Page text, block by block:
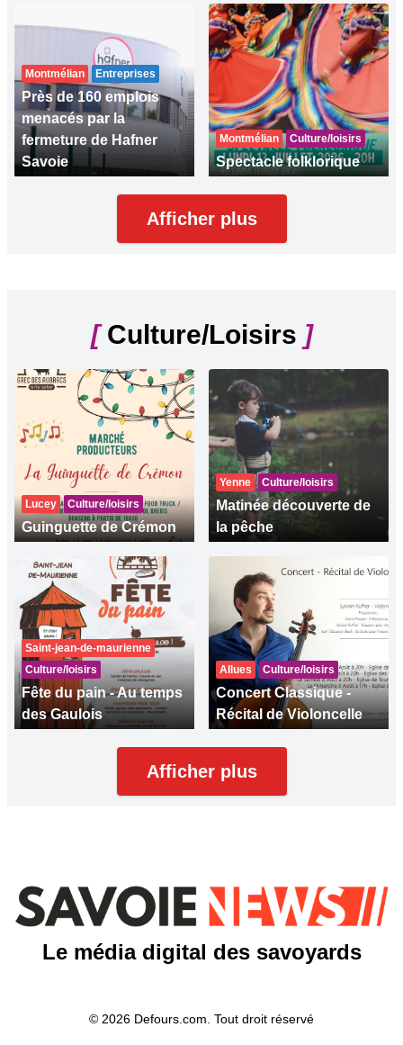
Montmélian Entreprises
Près de 160 emplois
menacés par la
fermeture de Hafner
Savoie
Montmélian Culture/loisirs
Spectacle folklorique
Afficher plus
[Culture/Loisirs ]
Lucey Culture/loisirs
Guinguette de Crémon
Yenne Culture/loisirs
Matinée découverte de
la pêche
Saint-jean-de-maurienne
Culture/loisirs
Fête du pain - Au temps
des Gaulois
Allues Culture/loisirs
Concert Classique -
Récital de Violoncelle
Afficher plus
Le média digital des savoyards
© 2026 Defours.com. Tout droit réservé